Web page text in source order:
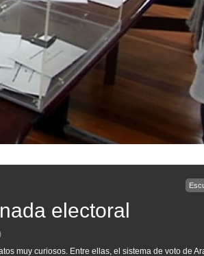
electoral
muy curiosos. Entre ellas, el sistema de voto de